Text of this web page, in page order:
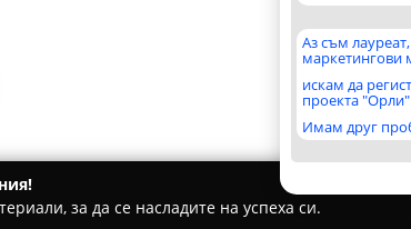
Аз съм
маркетингови
искам да
проекта "Орли"
Имам друг
за да се насладите на успеха си.